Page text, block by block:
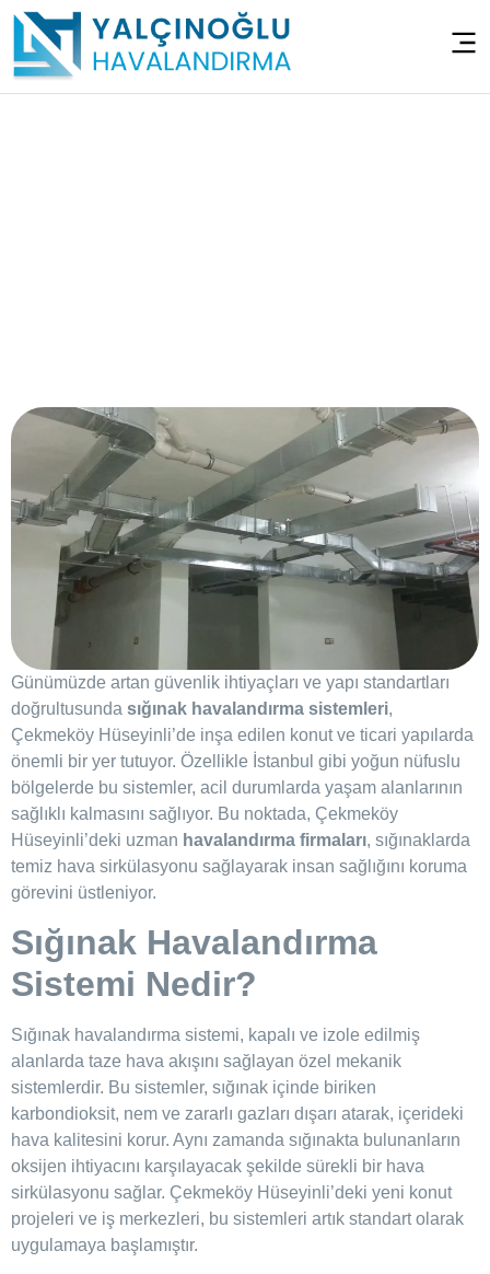
Günümüzde artan güvenlik ihtiyaçları ve yapı standartları
doğrultusunda sığınak havalandırma sistemleri,
Çekmeköy Hüseyinli’de inşa edilen konut ve ticari yapılarda
önemli bir yer tutuyor. Özellikle İstanbul gibi yoğun nüfuslu
bölgelerde bu sistemler, acil durumlarda yaşam alanlarının
sağlıklı kalmasını sağlıyor. Bu noktada, Çekmeköy
Hüseyinli’deki uzman havalandırma firmaları, sığınaklarda
temiz hava sirkülasyonu sağlayarak insan sağlığını koruma
görevini üstleniyor.
Sığınak Havalandırma
Sistemi Nedir?
Sığınak havalandırma sistemi, kapalı ve izole edilmiş
alanlarda taze hava akışını sağlayan özel mekanik
sistemlerdir. Bu sistemler, sığınak içinde biriken
karbondioksit, nem ve zararlı gazları dışarı atarak, içerideki
hava kalitesini korur. Aynı zamanda sığınakta bulunanların
oksijen ihtiyacını karşılayacak şekilde sürekli bir hava
sirkülasyonu sağlar. Çekmeköy Hüseyinli’deki yeni konut
projeleri ve iş merkezleri, bu sistemleri artık standart olarak
uygulamaya başlamıştır.